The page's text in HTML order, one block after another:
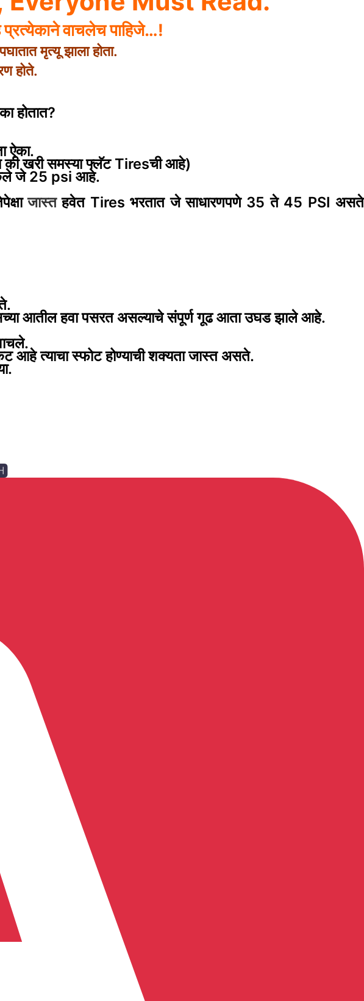
प्रत्येकाने वाचलेच पाहिजे…!
मृत्यू झाला होता.
होते.
होतात?
ऐका.
की खरी समस्या फ्लॅट Tiresची आहे)
केले जे 25 psi आहे.
जास्तहवेत Tires भरतातजे साधारणपणे 35 ते 45 PSI असते
आतील हवा पसरत असल्याचे संपूर्ण गूढ आता उघड झाले आहे.
आहे त्याचा स्फोट होण्याची शक्यता जास्त असते.